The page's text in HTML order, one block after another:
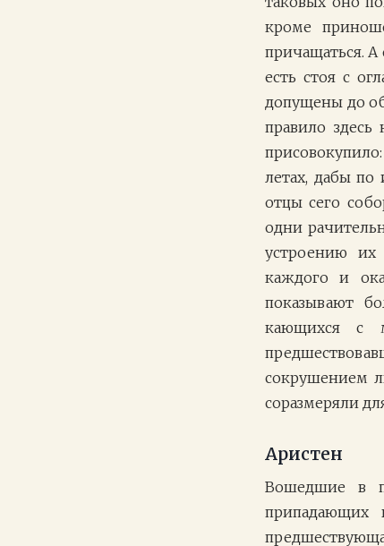
кроме
причащаться.
есть стоя с
допущены до
правило
летах, дабы по
отцы сего
одни
устроению
каждого и
показывают
кающихся с
сокрушением
соразмеряли
Аристен
Вошедшие в